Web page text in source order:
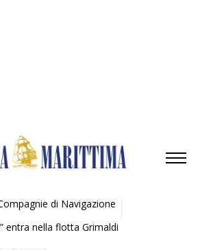
di Navigazione
entra nella flotta Grimaldi